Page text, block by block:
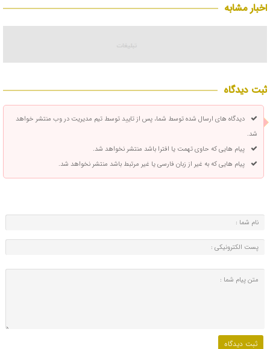
اخبار مشابه
ثبت دیدگاه
دیدگاه های ارسال شده توسط شما، پس از تایید توسط تیم مدیریت در وب منتشر خواهد
شد.
پیام هایی که حاوی تهمت یا افترا باشد منتشر نخواهد شد.
پیام هایی که به غیر از زبان فارسی یا غیر مرتبط باشد منتشر نخواهد شد.